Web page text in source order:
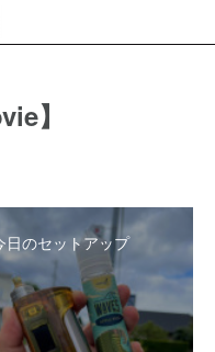
】
日のセットアップ